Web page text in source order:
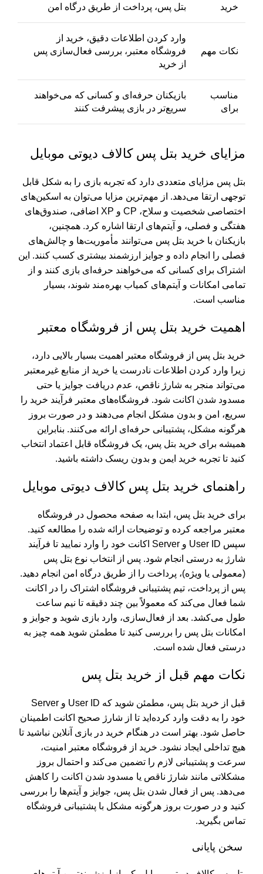
خرید
بتل پس، پرداخت از طریق درگاه امن
نکات مهم
وارد کردن اطلاعات دقیق، خرید از
فروشگاه معتبر، بررسی فعال‌سازی پس
از خرید
مناسب
برای
بازیکنان حرفه‌ای و کسانی که می‌خواهند
سریع‌تر در بازی پیشرفت کنند
مزایای خرید بتل پس کالاف دیوتی موبایل
بتل پس مزایای متعددی دارد که تجربه بازی را به شکل قابل
توجهی ارتقا می‌دهد. از مهم‌ترین مزایا می‌توان به اسکین‌های
اختصاصی شخصیت و سلاح، CP و XP اضافی، صندوق‌های
هفتگی و فصلی، و آیتم‌های ارتقا اشاره کرد. همچنین،
بازیکنان با خرید بتل پس می‌توانند مأموریت‌ها و چالش‌های
فصلی را انجام داده و جوایز ارزشمند بیشتری کسب کنند. این
اشتراک برای کسانی که می‌خواهند حرفه‌ای بازی کنند و از
تمامی امکانات و آیتم‌های کمیاب بهره‌مند شوند، بسیار
مناسب است.
اهمیت خرید بتل پس از فروشگاه معتبر
خرید بتل پس از فروشگاه معتبر اهمیت بسیار بالایی دارد،
زیرا وارد کردن اطلاعات نادرست یا خرید از منابع غیرمعتبر
می‌تواند منجر به شارژ ناقص، عدم دریافت جوایز یا حتی
مسدود شدن اکانت شود. فروشگاه‌های معتبر فرآیند خرید را
سریع، امن و بدون مشکل انجام می‌دهند و در صورت بروز
هرگونه مشکل، پشتیبانی حرفه‌ای ارائه می‌کنند. بنابراین
همیشه برای خرید بتل پس، یک فروشگاه قابل اعتماد انتخاب
کنید تا تجربه خرید ایمن و بدون ریسک داشته باشید.
راهنمای خرید بتل پس کالاف دیوتی موبایل
برای خرید بتل پس، ابتدا به صفحه محصول در فروشگاه
معتبر مراجعه کرده و توضیحات ارائه شده را مطالعه کنید.
سپس User ID و Server اکانت خود را وارد نمایید تا فرآیند
شارژ به درستی انجام شود. پس از انتخاب نوع بتل پس
(معمولی یا ویژه)، پرداخت را از طریق درگاه امن انجام دهید.
پس از پرداخت، تیم پشتیبانی فروشگاه اشتراک را در اکانت
شما فعال می‌کند که معمولاً بین چند دقیقه تا نیم ساعت
طول می‌کشد. بعد از فعال‌سازی، وارد بازی شوید و جوایز و
امکانات بتل پس را بررسی کنید تا مطمئن شوید همه چیز به
درستی فعال شده است.
نکات مهم قبل از خرید بتل پس
قبل از خرید بتل پس، مطمئن شوید که User ID و Server
خود را به دقت وارد کرده‌اید تا از شارژ صحیح اکانت اطمینان
حاصل شود. بهتر است در هنگام خرید در بازی آنلاین نباشید تا
هیچ تداخلی ایجاد نشود. خرید از فروشگاه معتبر امنیت،
سرعت و پشتیبانی لازم را تضمین می‌کند و احتمال بروز
مشکلاتی مانند شارژ ناقص یا مسدود شدن اکانت را کاهش
می‌دهد. پس از فعال شدن بتل پس، جوایز و آیتم‌ها را بررسی
کنید و در صورت بروز هرگونه مشکل با پشتیبانی فروشگاه
تماس بگیرید.
سخن پایانی